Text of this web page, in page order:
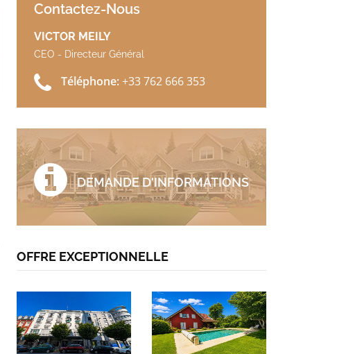
Contactez-Nous
VICTOR MEILY
CEO - Directeur Général
Téléphone:+33 762 666 353
DEMANDE D'INFORMATIONS
OFFRE EXCEPTIONNELLE